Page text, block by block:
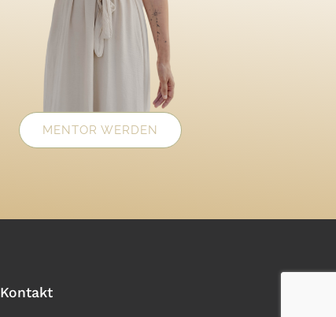
MENTOR WERDEN
Kontakt